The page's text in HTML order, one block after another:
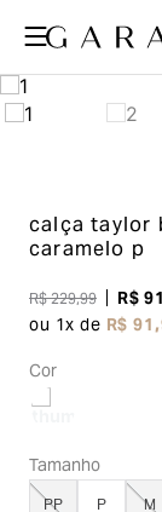
calça taylor
caramelo p
R$229,99 R$91
ou 1x de R$91,
Cor
Tamanho
PP P M